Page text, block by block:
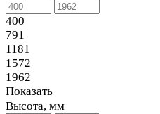
400
791
1181
1572
1962
Показать
Высота, мм